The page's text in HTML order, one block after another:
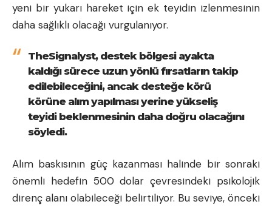
yeni bir yukarı hareket için ek teyidin izlenmesinin
daha sağlıklı olacağı vurgulanıyor.
TheSignalyst, destek bölgesi ayakta
kaldığı sürece uzun yönlü fırsatların takip
edilebileceğini, ancak desteğe körü
körüne alım yapılması yerine yükseliş
teyidi beklenmesinin daha doğru olacağını
söyledi.
Alım baskısının güç kazanması halinde bir sonraki
önemli hedefin 500 dolar çevresindeki psikolojik
direnç alanı olabileceği belirtiliyor. Bu seviye, önceki